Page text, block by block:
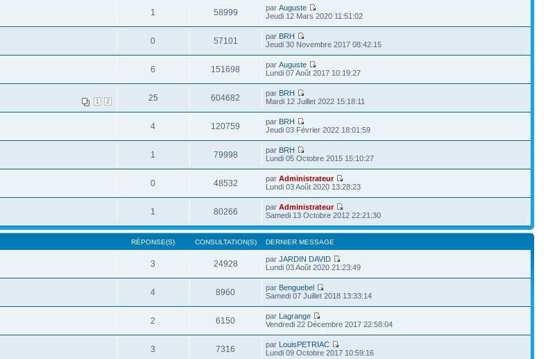
1 58999 parAuguste
Jeudi 12 Mars 2020 11:51:02
0 57101 par BRH
Jeudi 30 Novembre 2017 08:42:15
6 151698 parAuguste
Lundi 07 Août 2017 10:19:27
1 2 25 604682 par BRH
Mardi 12 Juillet 2022 15:18:11
4 120759 par BRH
Jeudi 03 Février 2022 18:01:59
1 79998 par BRH
Lundi 05 Octobre 2015 15:10:27
0 48532 parAdministrateur
Lundi 03 Août 2020 13:28:23
1 80266 parAdministrateur
Samedi 13 Octobre 2012 22:21:30
RÉPONSE(S) CONSULTATION(S) DERNIER MESSAGE
3 24928 parJARDIN DAVID
Lundi 03 Août 2020 21:23:49
4 8960 par Benguebel
Samedi 07 Juillet 2018 13:33:14
2 6150 par Lagrange
Vendredi 22 Décembre 2017 22:58:04
3 7316 par LouisPETRIAC
Lundi 09 Octobre 2017 10:59:16